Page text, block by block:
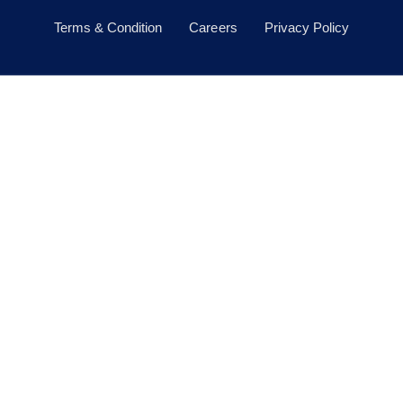
Terms & Condition Careers Privacy Policy